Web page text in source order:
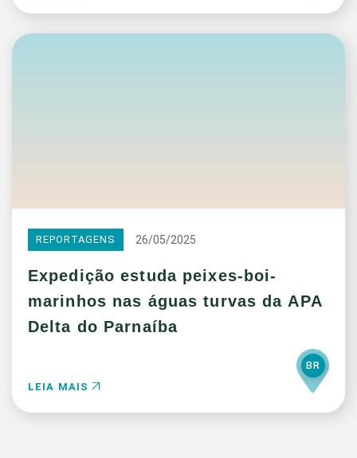
REPORTAGENS 26/05/2025
Expedição estuda peixes-boi-
marinhos nas águas turvas da APA
Delta do Parnaíba
LEIA MAIS
BR